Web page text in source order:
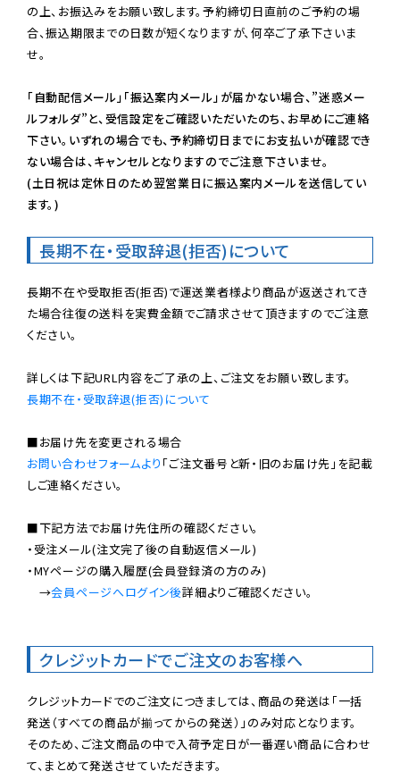
の上、お振込みをお願い致します。予約締切日直前のご予約の場
合、振込期限までの日数が短くなりますが、何卒ご了承下さいま
せ。
「自動配信メール」「振込案内メール」が届かない場合、”迷惑メー
ルフォルダ”と、受信設定をご確認いただいたのち、お早めにご連絡
下さい。いずれの場合でも、予約締切日までにお支払いが確認でき
ない場合は、キャンセルとなりますのでご注意下さいませ。
(土日祝は定休日のため翌営業日に振込案内メールを送信してい
ます。)
長期不在・受取辞退(拒否)について
長期不在や受取拒否(拒否)で運送業者様より商品が返送されてき
た場合往復の送料を実費金額でご請求させて頂きますのでご注意
ください。
長期不在・受取辞退(拒否)について
お問い合わせフォームより 「ご注文番号と新・旧のお届け先」を記載
しご連絡ください。
■下記方法でお届け先住所の確認ください。
・受注メール(注文完了後の自動返信メール)
・MYページの購入履歴(会員登録済の方のみ)
→会員ページへログイン後詳細よりご確認ください。
クレジットカードでご注文のお客様へ
クレジットカードでのご注文につきましては、商品の発送は「一括
発送（すべての商品が揃ってからの発送）」のみ対応となります。
そのため、ご注文商品の中で入荷予定日が一番遅い商品に合わせ
て、まとめて発送させていただきます。